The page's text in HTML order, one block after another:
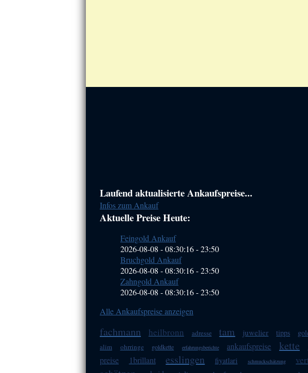
Haupt-
Sidebar
(Primary)
Laufend aktualisierte Ankaufspreise...
Infos zum Ankauf
Aktuelle Preise Heute:
Feingold Ankauf
2026-08-08 - 08:30:16-23:50
Bruchgold Ankauf
2026-08-08 - 08:30:16-23:50
Zahngold Ankauf
2026-08-08 - 08:30:16-23:50
Alle Ankaufspreise anzeigen
fachmann heilbronn adresse tam juwelier tipps
alim ohrringe goldkette erfahrungsberichte ankaufspreise kette
preise 1brillant esslingen fiyatlari schmuckschätzung